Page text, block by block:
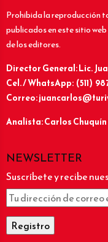
Prohibida la reproducción
publicados en este sitio
de los editores.
Director General: Lic.
Cel. / WhatsApp: (511)
Correo:
Analista: Carlos
NEWSLETTER
Suscríbete y recibe